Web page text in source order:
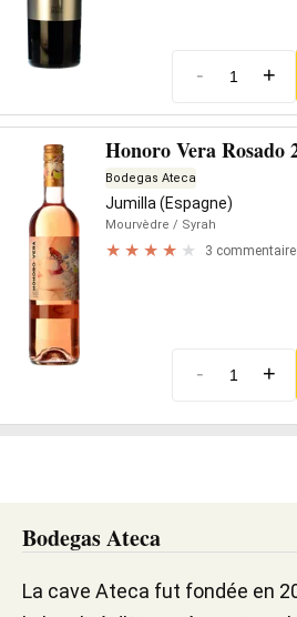
- +
Honoro Vera Rosado
Bodegas Ateca
Jumilla (Espagne)
Mourvèdre / Syrah
3
- +
Bodegas Ateca
La cave Ateca fut fondée en